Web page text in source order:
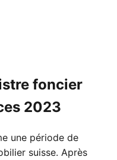
foncier
2023
une période de
suisse. Après